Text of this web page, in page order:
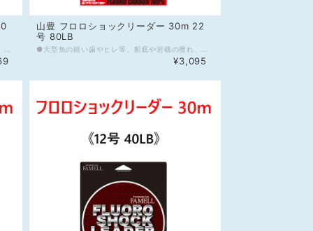
山豊 フロロショックリーダー 30m 22
号 80LB
¥3,095